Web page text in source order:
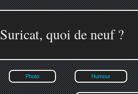
Suricat, quoi de neuf ?
Photo Humour